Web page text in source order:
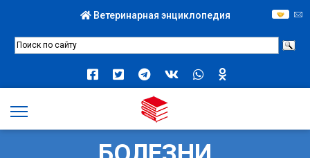
Ветеринарная энциклопедия